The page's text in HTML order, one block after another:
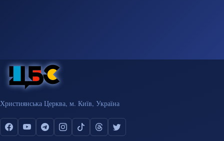
Християнська Церква, м. Київ, Україна